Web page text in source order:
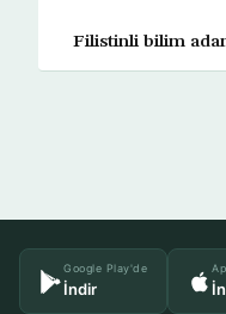
Filistinli bilim
Google Play'de
İndir